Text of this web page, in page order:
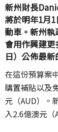
新州財長
將於明年1月
動車。新州執
會用作興建
日）公佈最新
在這份預算案
購置補貼以及
元（AUD）。
入2.6億澳元（